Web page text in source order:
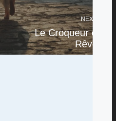
NEXT
Le Croqueur de
Rêves